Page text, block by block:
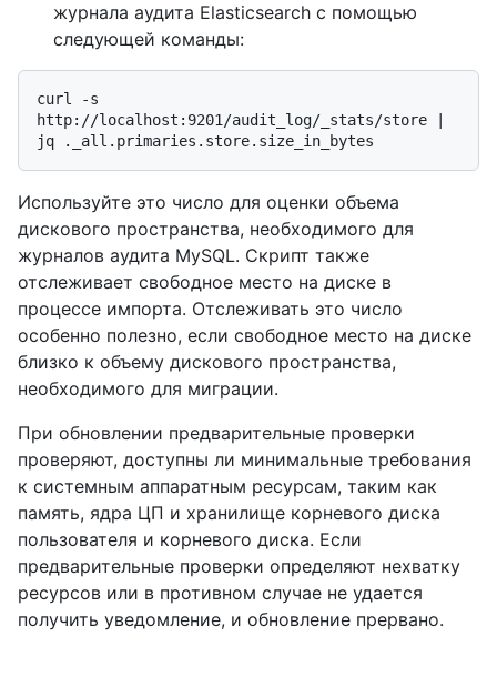
журнала аудита Elasticsearch с помощью
следующей команды:
curl -s
http://localhost:9201/audit_log/_stats/store |
Используйте это число для оценки объема
дискового пространства, необходимого для
журналов аудита MySQL. Скрипт также
отслеживает свободное место на диске в
процессе импорта. Отслеживать это число
особенно полезно, если свободное место на диске
близко к объему дискового пространства,
необходимого для миграции.
При обновлении предварительные проверки
проверяют, доступны ли минимальные требования
к системным аппаратным ресурсам, таким как
память, ядра ЦП и хранилище корневого диска
пользователя и корневого диска. Если
предварительные проверки определяют нехватку
ресурсов или в противном случае не удается
получить уведомление, и обновление прервано.